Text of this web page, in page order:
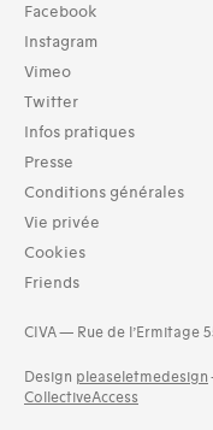
Facebook
Instagram
Vimeo
Twitter
Infos pratiques
Presse
Conditions générales
Vie privée
Cookies
Friends
CIVA — Rue de l’Ermitage
Design pleaseletmedesign
CollectiveAccess